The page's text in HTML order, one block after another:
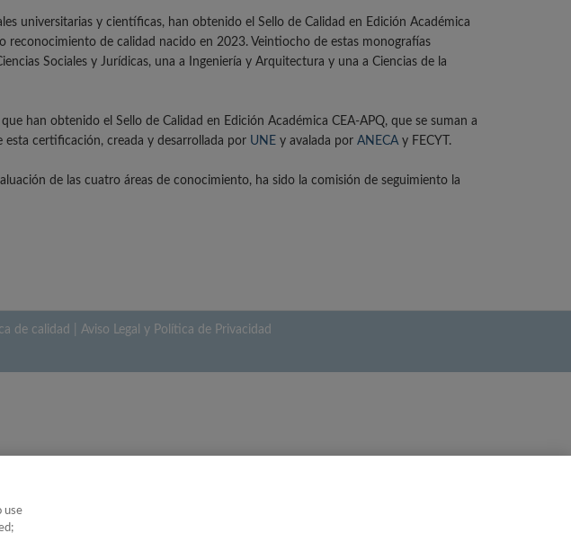
universitarias y científicas, han obtenido el Sello de Calidad en Edición Académica
reconocimiento de calidad nacido en 2023. Veintiocho de estas monografías
Sociales y Jurídicas, una a Ingeniería y Arquitectura y una a Ciencias de la
han obtenido el Sello de Calidad en Edición Académica CEA-APQ, que se suman a
certificación, creada y desarrollada por UNEy avalada por ANECAy FECYT.
de las cuatro áreas de conocimiento, ha sido la comisión de seguimiento la
de calidad Aviso Legal y Política de Privacidad
use